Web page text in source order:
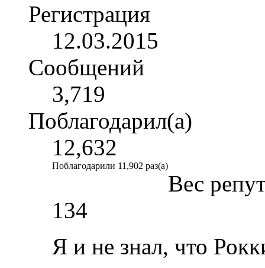
Регистрация
12.03.2015
Сообщений
3,719
Поблагодарил(а)
12,632
Поблагодарили 11,902 раз(а)
Вес
134
Я и не знал, что